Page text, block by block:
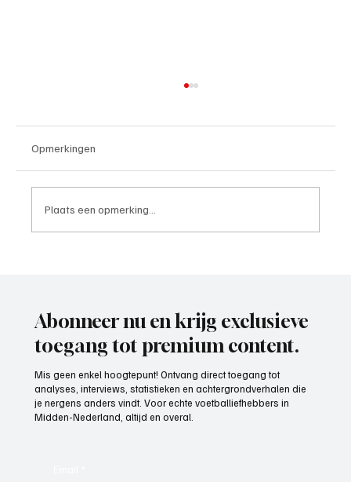
Opmerkingen
Plaats een opmerking...
Abonneer nu en krijg exclusieve
toegang tot premium content.
Mis geen enkel hoogtepunt! Ontvang direct toegang tot
analyses, interviews, statistieken en achtergrondverhalen die
je nergens anders vindt. Voor echte voetballiefhebbers in
Midden-Nederland, altijd en overal.